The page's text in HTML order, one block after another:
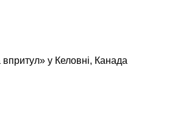
у Келовні, Канада